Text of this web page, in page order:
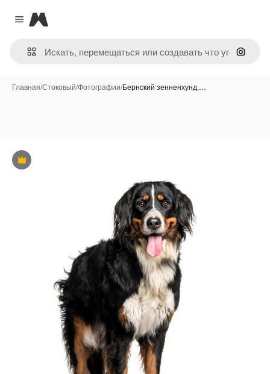
Close menu
Magnific
Поиск
Главная/Стоковый/Фотографии/Бернский зенненхунд,…
Премиум